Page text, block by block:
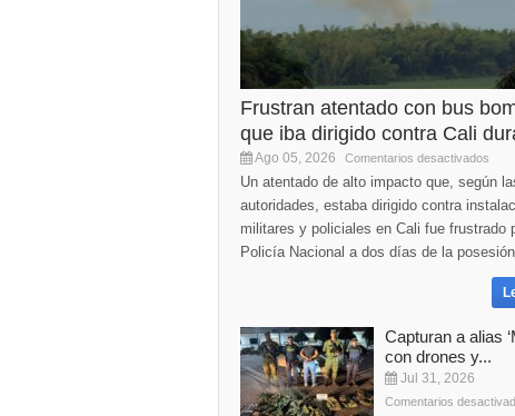
Frustran atentado con bus
que iba dirigido contra Cali
Ago 05, 2026 Comentarios desactivados
Un atentado de alto impacto que, según
autoridades, estaba dirigido contra
militares y policiales en Cali fue frustrado
Policía Nacional a dos días de la
Capturan a alias
con drones y...
Jul 31, 2026
Comentarios